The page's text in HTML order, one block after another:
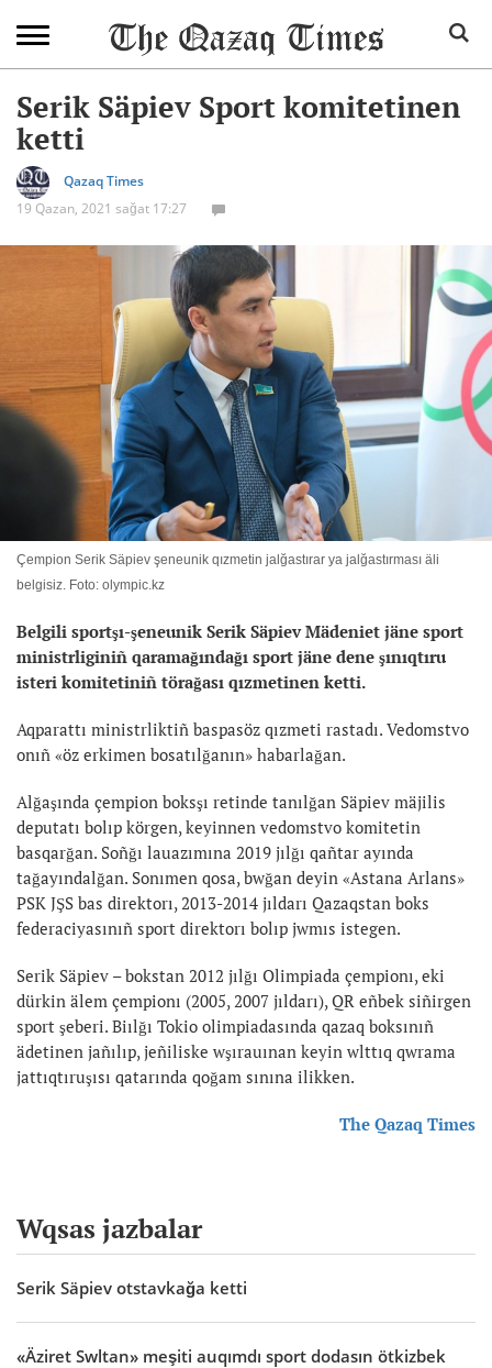
Serik Säpiev Sport komitetinen
ketti
Qazaq Times
19 Qazan, 2021 sağat 17:27
Çempion Serik Säpiev şeneunik qızmetin jalğastırar ya jalğastırması äli
belgisiz. Foto: olympic.kz
Belgili sportşı-şeneunik Serik Säpiev Mädeniet jäne sport
ministrliginiñ qaramağındağı sport jäne dene şınıqtıru
isteri komitetiniñ törağası qızmetinen ketti.
Aqparattı ministrliktiñ baspasöz qızmeti rastadı. Vedomstvo
onıñ «öz erkimen bosatılğanın» habarlağan.
Alğaşında çempion boksşı retinde tanılğan Säpiev mäjilis
deputatı bolıp körgen, keyinnen vedomstvo komitetin
basqarğan. Soñğı lauazımına 2019 jılğı qañtar ayında
tağayındalğan. Sonımen qosa, bwğan deyin «Astana Arlans»
PSK JŞS bas direktorı, 2013-2014 jıldarı Qazaqstan boks
federaciyasınıñ sport direktorı bolıp jwmıs istegen.
Serik Säpiev – bokstan 2012 jılğı Olimpiada çempionı, eki
dürkin älem çempionı (2005, 2007 jıldarı), QR eñbek siñirgen
sport şeberi. Biılğı Tokio olimpiadasında qazaq boksınıñ
ädetinen jañılıp, jeñiliske wşırauınan keyin wlttıq qwrama
jattıqtıruşısı qatarında qoğam sınına ilikken.
The Qazaq Times
Wqsas jazbalar
Serik Säpiev otstavkağa ketti
«Äziret Swltan» meşiti auqımdı sport dodasın ötkizbek